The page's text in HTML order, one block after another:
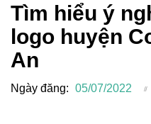
Tìm hiểu ý
logo huyện
An
Ngày đăng: 05/07/2022